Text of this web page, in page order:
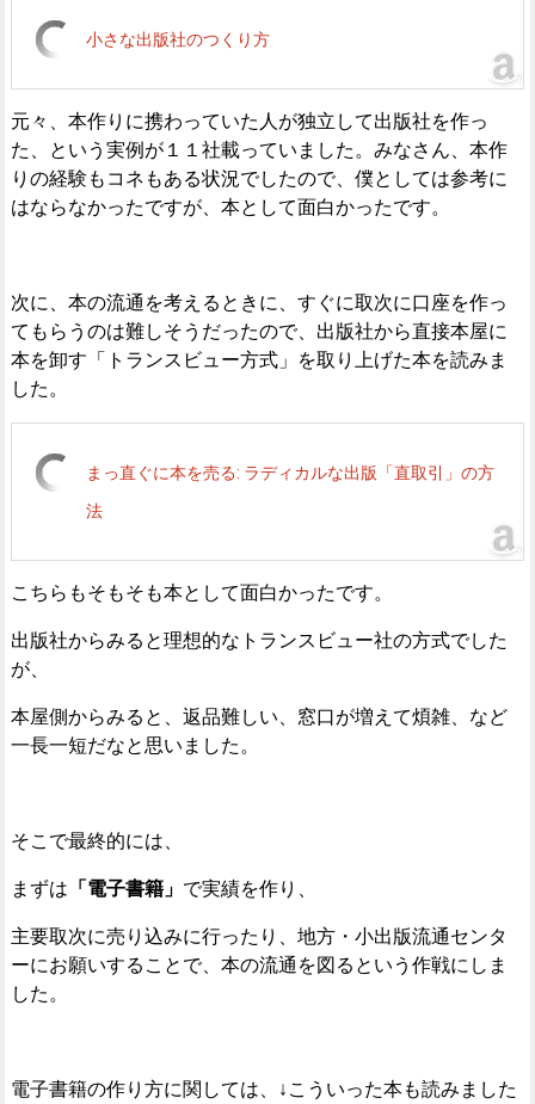
小さな出版社のつくり方
元々、本作りに携わっていた人が独立して出版社を作っ
た、という実例が１１社載っていました。みなさん、本作
りの経験もコネもある状況でしたので、僕としては参考に
はならなかったですが、本として面白かったです。
次に、本の流通を考えるときに、すぐに取次に口座を作っ
てもらうのは難しそうだったので、出版社から直接本屋に
本を卸す「トランスビュー方式」を取り上げた本を読みま
した。
まっ直ぐに本を売る: ラディカルな出版「直取引」の方
法
こちらもそもそも本として面白かったです。
出版社からみると理想的なトランスビュー社の方式でした
が、
本屋側からみると、返品難しい、窓口が増えて煩雑、など
一長一短だなと思いました。
そこで最終的には、
まずは 「電子書籍」 で実績を作り、
主要取次に売り込みに行ったり、地方・小出版流通センタ
ーにお願いすることで、本の流通を図るという作戦にしま
した。
電子書籍の作り方に関しては、↓こういった本も読みました